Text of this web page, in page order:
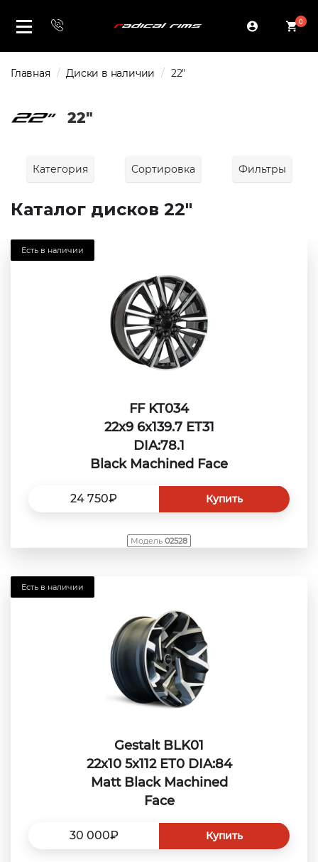
0
Главная Диски в наличии 22"
22"
Категория Сортировка Фильтры
Каталог дисков 22"
FF KT034
22x9 6x139.7 ET31
DIA:78.1
Black Machined Face
24 750₽ Купить
Есть в наличии
Модель 02528
Gestalt BLK01
22x10 5x112 ET0 DIA:84
Matt Black Machined
Face
30 000₽ Купить
Есть в наличии